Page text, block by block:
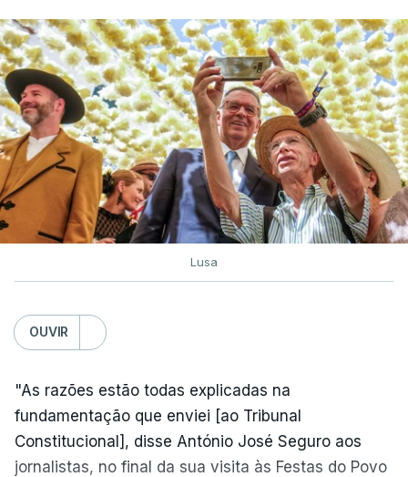
Lusa
OUVIR
"As razões estão todas explicadas na
fundamentação que enviei [ao Tribunal
Constitucional], disse António José Seguro aos
jornalistas, no final da sua visita às Festas do Povo